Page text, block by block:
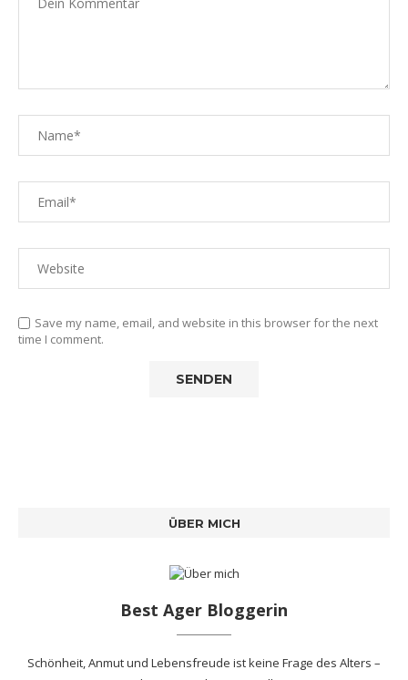
Save my name, email, and website in this browser for the next
time I comment.
ÜBER MICH
Best Ager Bloggerin
Schönheit, Anmut und Lebensfreude ist keine Frage des Alters –